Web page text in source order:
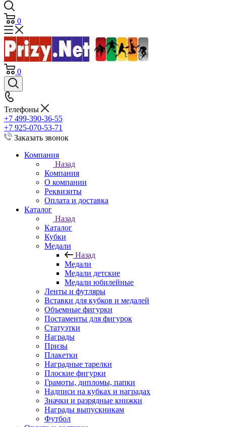
0
0
Телефоны
+7 499-390-36-55
+7 925-070-53-71
Заказать звонок
Компания
Назад
Компания
О компании
Реквизиты
Оплата и доставка
Каталог
Назад
Каталог
Кубки
Медали
Назад
Медали
Медали детские
Медали юбилейные
Ленты и футляры
Вставки для кубков и медалей
Объемные фигурки
Постаменты для фигурок
Статуэтки
Награды
Призы
Плакетки
Наградные тарелки
Плоские фигурки
Грамоты, дипломы, папки
Надписи на кубках и наградах
Значки и разрядные книжки
Награды выпускникам
Футбол